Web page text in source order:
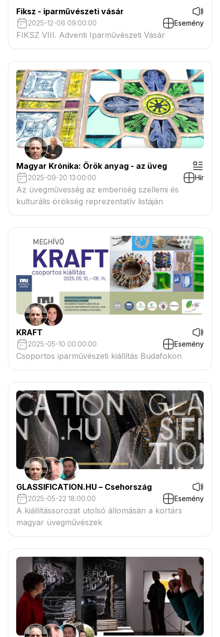
Fiksz - iparművészeti vásár
2025-12-06 09:00:00 Esemény
FIKSZ VIII. Adventi Iparművészeti Vásár
Magyar Krónika: Örök anyag - az üveg
2025-09-20 13:00:00 Hír
Az üvegművesség az emberiség szellemi és
kulturális örökség reprezentatív listáján
KRAFT
2025-05-10 00:00:00 Esemény
Csoportos iparművészeti kiállítás Budafokon
GLASSIFICATION.HU – Csehország
2025-05-22 18:00:00 Esemény
A kiállítássorozat utolsó állomásán a kortárs
magyar üvegművészek